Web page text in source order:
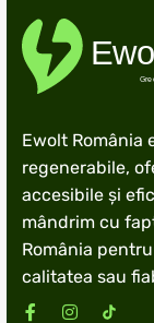
Ewolt România
regenerabile,
accesibile și
mândrim cu
România
calitatea sau